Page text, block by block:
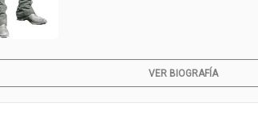
VER BIOGRAFÍA